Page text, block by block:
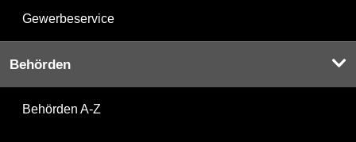
Gewerbeservice
Behörden
Behörden A-Z